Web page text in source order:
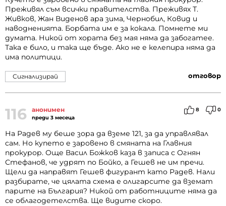
Преживял съм всички правителства. Преживях Т.
Живков, Жан Виденов ара зима, Чернобил, Ковид и
наводненията. Борбата им е за кокала. Помнете ми
думата. Никой от хората без мая няма да забогатее.
Така е било, и така ще бъде. Ако не е келепира няма да
има политици.
отговор
Сигнализирай
116 анонимен
преди 3 месеца
8 0
На Радев му беше зора да вземе 121, за да управлявал
сам. Но купето е заровено в смяната на Главния
прокурор. Още Васил Божков каза в записа с Огнян
Стефанов, че удрят по Бойко, а Гешев не им пречи.
Щели да направят Гешев фигурант като Радев. Нали
разбирате, че цялата схема е олигарсите да вземат
парите на България? Никой от работниците няма да
се облагодетелства. Ще видите скоро.